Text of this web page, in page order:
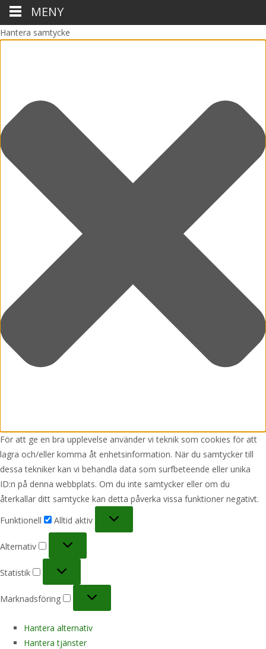
Hantera samtycke
För att ge en bra upplevelse använder vi teknik som cookies för att
lagra och/eller komma åt enhetsinformation. När du samtycker till
dessa tekniker kan vi behandla data som surfbeteende eller unika
ID:n på denna webbplats. Om du inte samtycker eller om du
återkallar ditt samtycke kan detta påverka vissa funktioner negativt.
Funktionell
Alltid aktiv
Alternativ
Statistik
Marknadsföring
Hantera alternativ
Hantera tjänster
MENY